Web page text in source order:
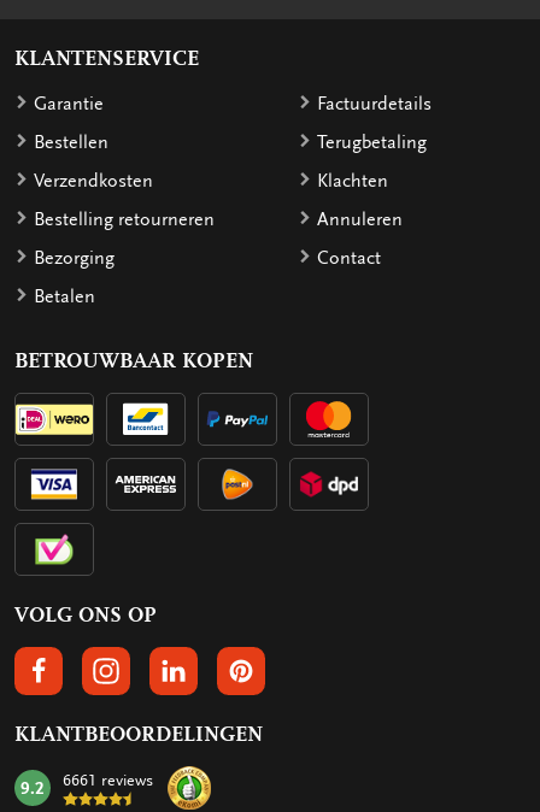
KLANTENSERVICE
Garantie
Bestellen
Verzendkosten
Bestelling retourneren
Bezorging
Betalen
Factuurdetails
Terugbetaling
Klachten
Annuleren
Contact
BETROUWBAAR KOPEN
VOLG ONS OP
VOLGS ONS OP FACEBOOK
VOLG ONS OP INSTAGRAM
VOLG ONS OP LINKEDIN
VOLG ONS OP PINTEREST
KLANTBEOORDELINGEN
mark:
9.2 6661 reviews